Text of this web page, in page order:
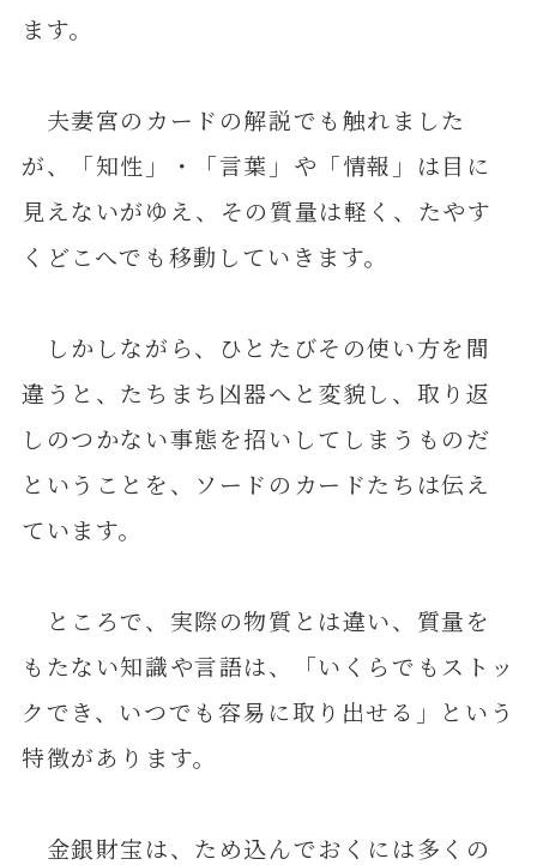
ます。
夫妻宮のカードの解説でも触れました
が、「知性」・「言葉」や「情報」は目に
見えないがゆえ、その質量は軽く、たやす
くどこへでも移動していきます。
しかしながら、ひとたびその使い方を間
違うと、たちまち凶器へと変貌し、取り返
しのつかない事態を招いしてしまうものだ
ということを、ソードのカードたちは伝え
ています。
ところで、実際の物質とは違い、質量を
もたない知識や言語は、「いくらでもストッ
クでき、いつでも容易に取り出せる」という
特徴があります。
金銀財宝は、ため込んでおくには多くの